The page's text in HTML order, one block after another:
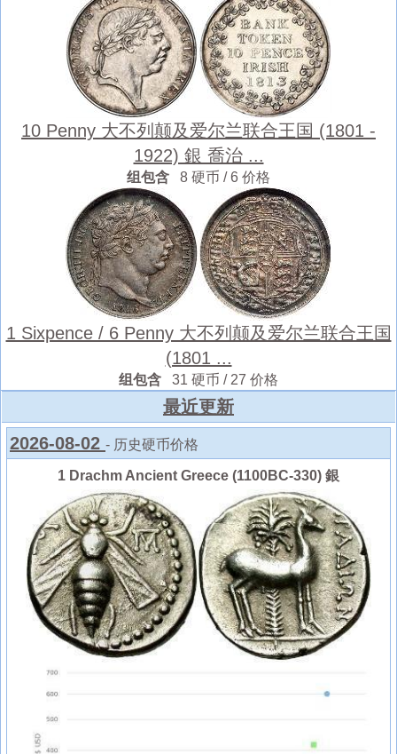
10 Penny 大不列颠及爱尔兰联合王国 (1801 -
1922) 銀 喬治 ...
组包含 8 硬币 / 6 价格
1 Sixpence / 6 Penny 大不列颠及爱尔兰联合王国
(1801 ...
组包含 31 硬币 / 27 价格
最近更新
2026-08-02 - 历史硬币价格
1 Drachm Ancient Greece (1100BC-330) 銀